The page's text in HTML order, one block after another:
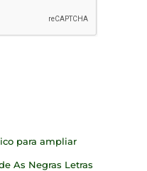
para ampliar
As Negras Letras